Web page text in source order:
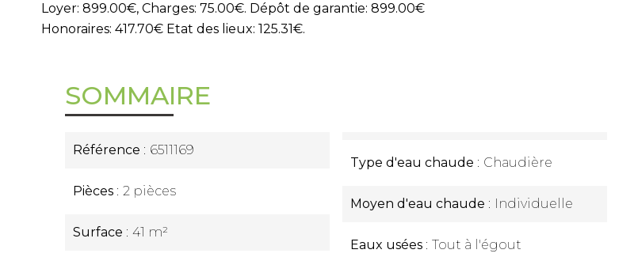
Loyer: 899.00€, Charges: 75.00€. Dépôt de garantie: 899.00€
Honoraires: 417.70€ Etat des lieux: 125.31€.
SOMMAIRE
Référence 6511169
Pièces 2 pièces
Surface 41 m²
Type d'eau chaude Chaudière
Moyen d'eau chaude Individuelle
Eaux usées Tout à l'égout